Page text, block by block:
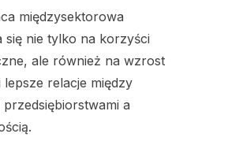
międzysektorowa
się nie tylko na korzyści
ale również na wzrost
lepsze relacje między
a